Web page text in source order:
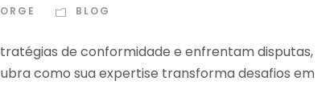
BLOG
de conformidade e enfrentam disputas,
como sua expertise transforma desafios em